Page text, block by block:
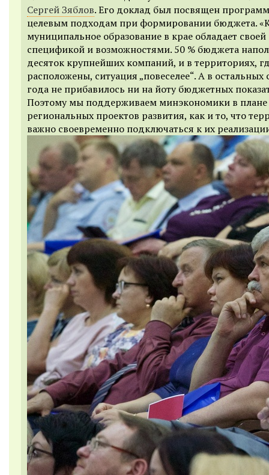
Сергей Зяблов. Его доклад был посвящен
целевым подходам при формировании бюджета.
муниципальное образование в крае обладает своей
спецификой и возможностями. 50 % бюджета
десяток крупнейших компаний, и в территориях,
расположены, ситуация „повеселее“. А в остальных
года не прибавилось ни на йоту бюджетных
Поэтому мы поддерживаем минэкономики в плане
региональных проектов развития, как и то, что
важно своевременно подключаться к их